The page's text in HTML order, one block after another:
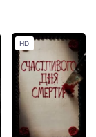
HD